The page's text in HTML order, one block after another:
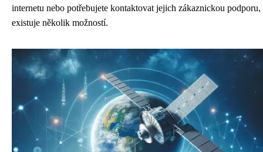
internetu nebo potřebujete kontaktovat jejich zákaznickou podporu,
existuje několik možností.